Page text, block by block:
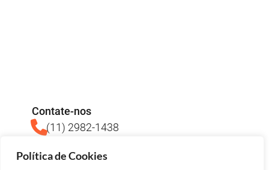
Política de Cookies
Contate-nos
(11) 2982-1438
comercial@asrevestimentos.com.br